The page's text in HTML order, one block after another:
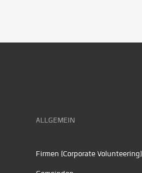
ALLGEMEIN
Firmen (Corporate Volunteering)